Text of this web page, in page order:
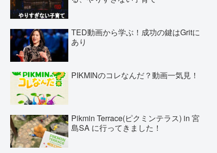
TED動画から学ぶ！成功の鍵はGritに
あり
PIKMINのコレなんだ？動画一気見！
Pikmin Terrace(ピクミンテラス) in 宮
島SA に行ってきました！